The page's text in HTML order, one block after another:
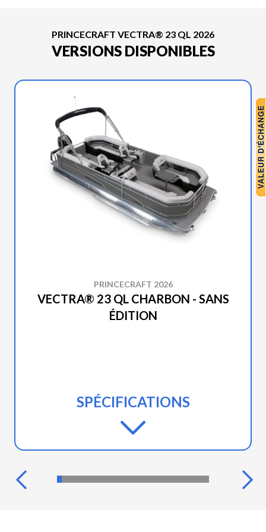
PRINCECRAFT VECTRA® 23 QL 2026
VERSIONS DISPONIBLES
PRINCECRAFT 2026
VECTRA® 23 QL CHARBON - SANS
ÉDITION
SPÉCIFICATIONS